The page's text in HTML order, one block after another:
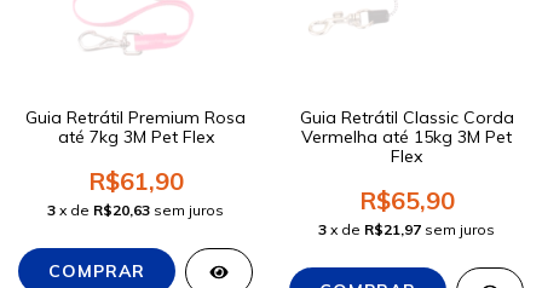
Guia Retrátil Premium Rosa
até 7kg 3M Pet Flex
R$61,90
3 x de R$20,63 sem juros
Guia Retrátil Classic Corda
Vermelha até 15kg 3M Pet
Flex
R$65,90
3 x de R$21,97 sem juros